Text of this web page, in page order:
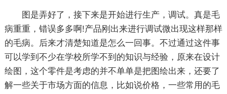
图是弄好了，接下来是开始进行生产，调试。真是毛
病重重，错误多多啊!产品刚出来进行调试微出现这样那样
的毛病。后来才清楚知道是怎么一回事。不过通过这件事
可以学到不少在学校所学不到的知识与经验，原来在设计
绘图，这个零件是考虑的并不单单是把图绘出来，还要了
解一些关于市场方面的信息，比如说价格，一些常用的毛